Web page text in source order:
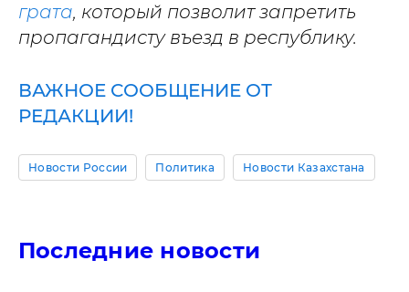
грата, который позволит запретить
пропагандисту въезд в республику.
ВАЖНОЕ СООБЩЕНИЕ ОТ
РЕДАКЦИИ!
Новости России Политика Новости Казахстана
Последние новости